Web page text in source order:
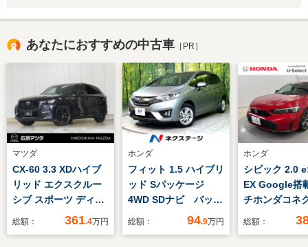
あなたにおすすめの中古車 ［PR］
マツダ
CX-60 3.3 XDハイブ
リッド エクスクルー
シブ スポーツ ディー
ゼルターボ 4WD 黒革
総額： 361.4万円
ホンダ
フィット 1.5 ハイブリ
ッド Sパッケージ
4WD SDナビ バック
カメラ 衝突軽減装
総額： 94.9万円
ホンダ
シビック 2.0
EX Google搭
チホンダコネ
スプレイ 前
総額：